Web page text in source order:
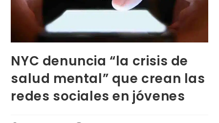
NYC denuncia “la crisis de
salud mental” que crean las
redes sociales en jóvenes